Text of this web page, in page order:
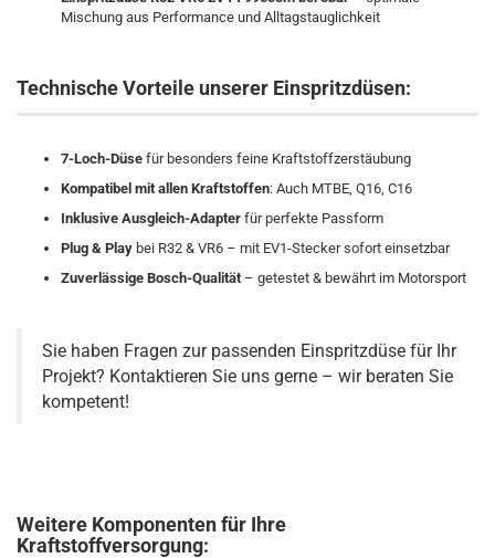
Mischung aus Performance und Alltagstauglichkeit
Technische Vorteile unserer Einspritzdüsen:
7-Loch-Düse für besonders feine Kraftstoffzerstäubung
Kompatibel mit allen Kraftstoffen: Auch MTBE, Q16, C16
Inklusive Ausgleich-Adapter für perfekte Passform
Plug & Play bei R32 & VR6 – mit EV1-Stecker sofort einsetzbar
Zuverlässige Bosch-Qualität– getestet & bewährt im Motorsport
Sie haben Fragen zur passenden Einspritzdüse für Ihr
Projekt? Kontaktieren Sie uns gerne – wir beraten Sie
kompetent!
Weitere Komponenten für Ihre
Kraftstoffversorgung: